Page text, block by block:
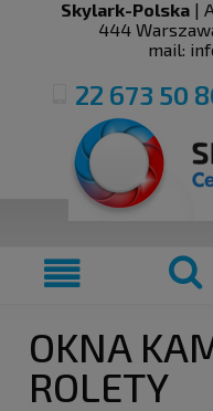
Skylark-Polska |
444
mail:
22 673 50
OKNA
ROLETY